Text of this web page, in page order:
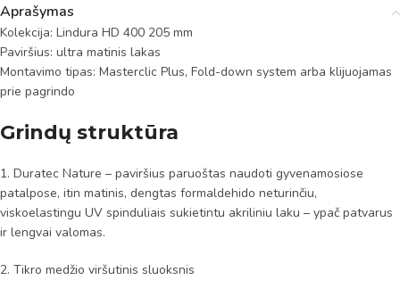
Aprašymas
Kolekcija: Lindura HD 400 205 mm
Paviršius: ultra matinis lakas
Montavimo tipas: Masterclic Plus, Fold-down system arba klijuojamas
prie pagrindo
Grindų struktūra
1. Duratec Nature – paviršius paruoštas naudoti gyvenamosiose
patalpose, itin matinis, dengtas formaldehido neturinčiu,
viskoelastingu UV spinduliais sukietintu akriliniu laku – ypač patvarus
ir lengvai valomas.
2. Tikro medžio viršutinis sluoksnis